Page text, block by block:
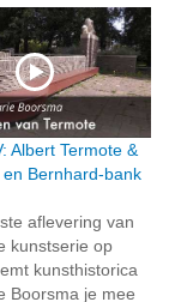
Albert Termote &
en Bernhard-bank
aflevering van
kunstserie op
kunsthistorica
Boorsma je mee